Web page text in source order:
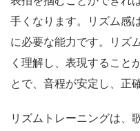
手くなります。リズム感
に必要な能力です。リズ
く理解し、表現すること
とで、音程が安定し、正
リズムトレーニングは、